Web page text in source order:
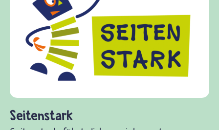
frieden-
Kinder,
Fragen
Gewalt
diesem
fragen.de
und